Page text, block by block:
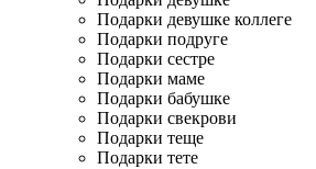
Подарки девушке коллеге
Подарки подруге
Подарки сестре
Подарки маме
Подарки бабушке
Подарки свекрови
Подарки теще
Подарки тете